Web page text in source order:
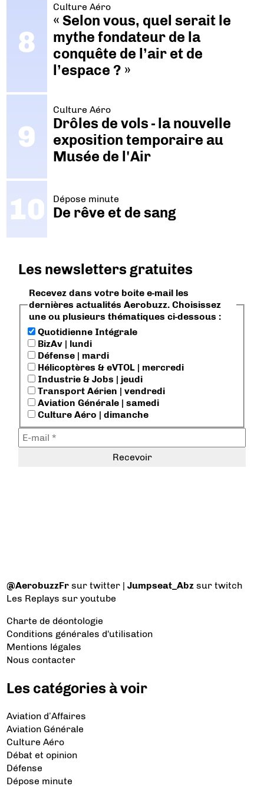
Culture Aéro
« Selon vous, quel serait le
mythe fondateur de la
conquête de l’air et de
l’espace ? »
Culture Aéro
Drôles de vols - la nouvelle
exposition temporaire au
Musée de l'Air
Dépose minute
De rêve et de sang
Les newsletters gratuites
Recevez dans votre boite e-mail les
dernières actualités Aerobuzz. Choisissez
une ou plusieurs thématiques ci-dessous :
Quotidienne Intégrale
BizAv | lundi
Défense | mardi
Hélicoptères & eVTOL | mercredi
Industrie & Jobs | jeudi
Transport Aérien | vendredi
Aviation Générale | samedi
Culture Aéro | dimanche
@AerobuzzFr sur twitter |Jumpseat_Abz sur twitch
Les Replays sur youtube
Charte de déontologie
Conditions générales d'utilisation
Mentions légales
Nous contacter
Les catégories à voir
Aviation d’Affaires
Aviation Générale
Culture Aéro
Débat et opinion
Défense
Dépose minute